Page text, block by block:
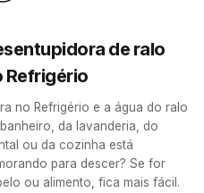
de ralo
Refrigério
no Refrigério e a água do ralo
da lavanderia, do
ou da cozinha está
para descer? Se for
ou alimento, fica mais fácil.